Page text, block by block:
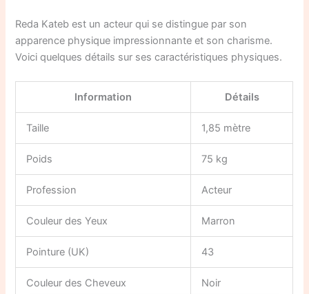
Reda Kateb est un acteur qui se distingue par son
apparence physique impressionnante et son charisme.
Voici quelques détails sur ses caractéristiques physiques.
Information Détails
Taille 1,85 mètre
Poids 75 kg
Profession Acteur
Couleur des Yeux Marron
Pointure (UK) 43
Couleur des Cheveux Noir